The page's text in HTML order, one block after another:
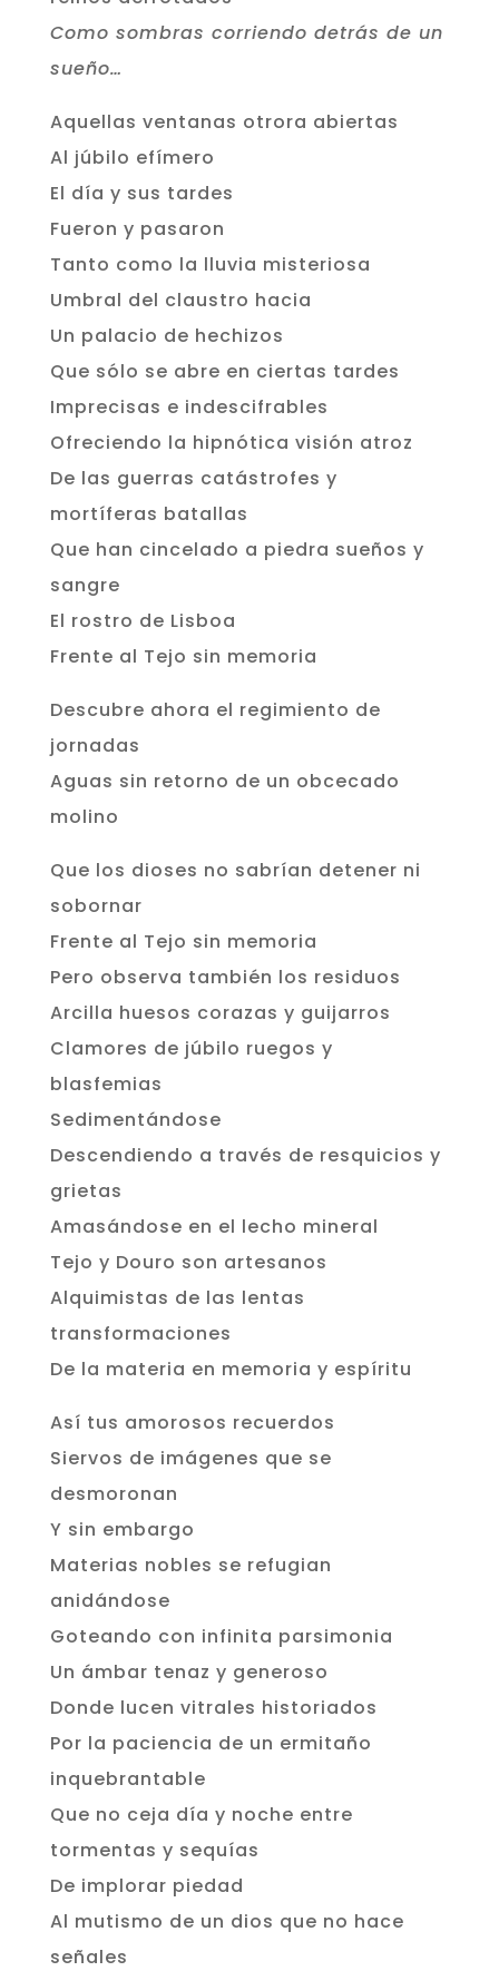
Como sombras corriendo detrás de un
sueño…
Aquellas ventanas otrora abiertas
Al júbilo efímero
El día y sus tardes
Fueron y pasaron
Tanto como la lluvia misteriosa
Umbral del claustro hacia
Un palacio de hechizos
Que sólo se abre en ciertas tardes
Imprecisas e indescifrables
Ofreciendo la hipnótica visión atroz
De las guerras catástrofes y
mortíferas batallas
Que han cincelado a piedra sueños y
sangre
El rostro de Lisboa
Frente al Tejo sin memoria
Descubre ahora el regimiento de
jornadas
Aguas sin retorno de un obcecado
molino
Que los dioses no sabrían detener ni
sobornar
Frente al Tejo sin memoria
Pero observa también los residuos
Arcilla huesos corazas y guijarros
Clamores de júbilo ruegos y
blasfemias
Sedimentándose
Descendiendo a través de resquicios y
grietas
Amasándose en el lecho mineral
Tejo y Douro son artesanos
Alquimistas de las lentas
transformaciones
De la materia en memoria y espíritu
Así tus amorosos recuerdos
Siervos de imágenes que se
desmoronan
Y sin embargo
Materias nobles se refugian
anidándose
Goteando con infinita parsimonia
Un ámbar tenaz y generoso
Donde lucen vitrales historiados
Por la paciencia de un ermitaño
inquebrantable
Que no ceja día y noche entre
tormentas y sequías
De implorar piedad
Al mutismo de un dios que no hace
señales